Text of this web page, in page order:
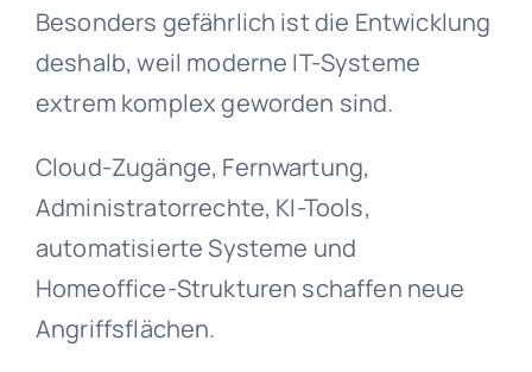
Besonders gefährlich ist die Entwicklung
deshalb, weil moderne IT-Systeme
extrem komplex geworden sind.
Cloud-Zugänge, Fernwartung,
Administratorrechte, KI-Tools,
automatisierte Systeme und
Homeoffice-Strukturen schaffen neue
Angriffsflächen.